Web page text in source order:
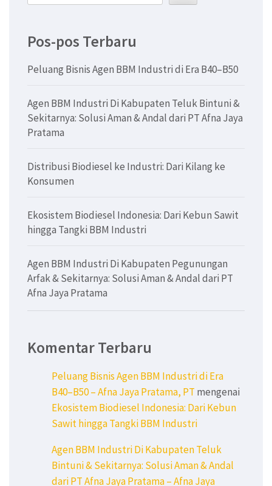
Pos-pos Terbaru
Peluang Bisnis Agen BBM Industri di Era B40–B50
Agen BBM Industri Di Kabupaten Teluk Bintuni &
Sekitarnya: Solusi Aman & Andal dari PT Afna Jaya
Pratama
Distribusi Biodiesel ke Industri: Dari Kilang ke
Konsumen
Ekosistem Biodiesel Indonesia: Dari Kebun Sawit
hingga Tangki BBM Industri
Agen BBM Industri Di Kabupaten Pegunungan
Arfak & Sekitarnya: Solusi Aman & Andal dari PT
Afna Jaya Pratama
Komentar Terbaru
Peluang Bisnis Agen BBM Industri di Era
B40–B50 – Afna Jaya Pratama, PT mengenai
Ekosistem Biodiesel Indonesia: Dari Kebun
Sawit hingga Tangki BBM Industri
Agen BBM Industri Di Kabupaten Teluk
Bintuni & Sekitarnya: Solusi Aman & Andal
dari PT Afna Jaya Pratama – Afna Jaya